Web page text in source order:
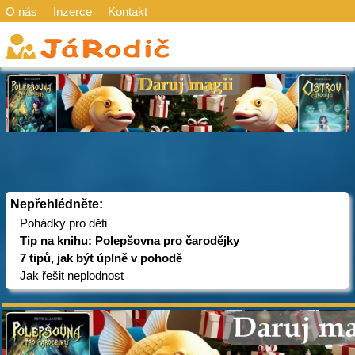
O nás Inzerce Kontakt
Nepřehlédněte:
Pohádky pro děti
Tip na knihu: Polepšovna pro čarodějky
7 tipů, jak být úplně v pohodě
Jak řešit neplodnost